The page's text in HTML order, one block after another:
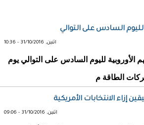
السادس على التوالي
اثنين, 31/10/2016 - 10:36
الأوروبية لليوم السادس على التوالي يوم
الطاقة م
إزاء الانتخابات الأمريكية
اثنين, 31/10/2016 - 09:06